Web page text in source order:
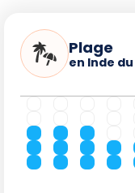
Plage
en Inde